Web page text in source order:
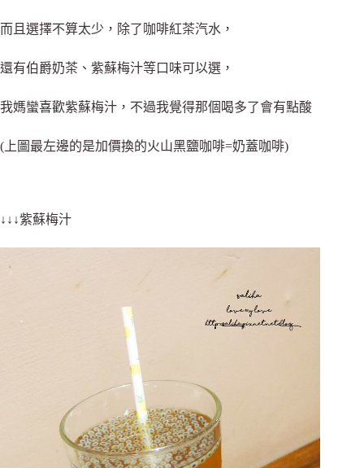
而且選擇不算太少，除了咖啡紅茶汽水，
還有伯爵奶茶、紫蘇梅汁等口味可以選，
我媽蠻喜歡紫蘇梅汁，不過我覺得那個喝多了會有點酸
(上圖最左邊的是加價換的火山黑鹽咖啡=奶蓋咖啡)
↓↓↓紫蘇梅汁